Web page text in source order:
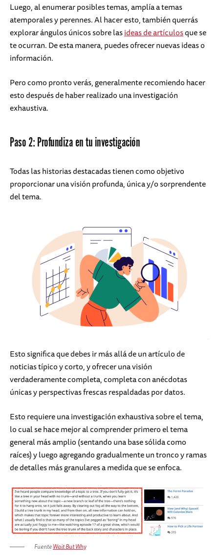
Luego, al enumerar posibles temas, amplía a temas
atemporales y perennes. Al hacer esto, también querrás
explorar ángulos únicos sobre lasideas de artículosque se
te ocurran. De esta manera, puedes ofrecer nuevas ideas o
información.
Pero como pronto verás, generalmente recomiendo hacer
esto después de haber realizado una investigación
exhaustiva.
Paso 2: Profundiza en tu investigación
Todas las historias destacadas tienen como objetivo
proporcionar una visión profunda, única y/o sorprendente
del tema.
Esto significa que debes ir más allá de un artículo de
noticias típico y corto, y ofrecer una visión
verdaderamente completa, completa con anécdotas
únicas y perspectivas frescas respaldadas por datos.
Esto requiere una investigación exhaustiva sobre el tema,
lo cual se hace mejor al comprender primero el tema
general más amplio (sentando una base sólida como
raíces) y luego agregando gradualmente un tronco y ramas
de detalles más granulares a medida que se enfoca.
FuenteWait But Why